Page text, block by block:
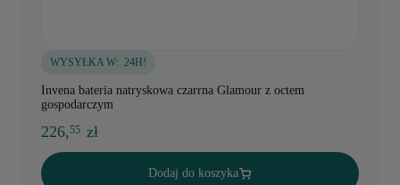
WYSYŁKA W: 24H!
Invena bateria natryskowa czarrna Glamour z octem
gospodarczym
226,55 zł
Dodaj do koszyka